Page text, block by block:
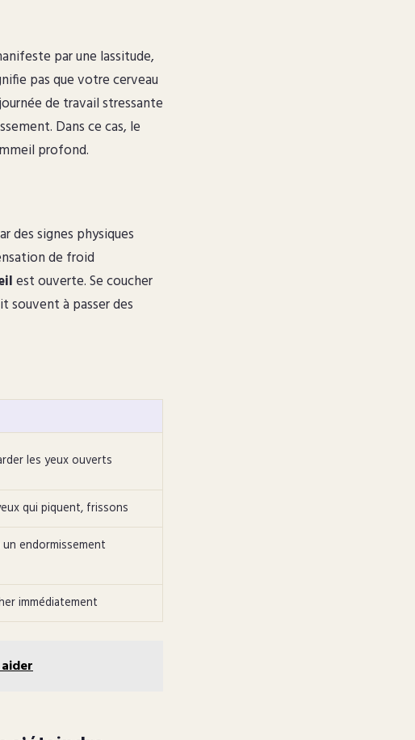
par une lassitude,
pas que votre cerveau
de travail stressante
Dans ce cas, le
profond.
des signes physiques
de froid
est ouverte. Se coucher
souvent à passer des
les yeux ouverts
qui piquent, frissons
endormissement
immédiatement